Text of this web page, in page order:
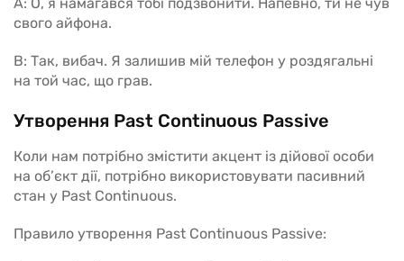
свого айфона.
B: Так, вибач. Я залишив мій телефон у роздягальні
на той час, що грав.
Утворення Past Continuous Passive
Коли нам потрібно змістити акцент із дійової особи
на об’єкт дії, потрібно використовувати пасивний
стан у Past Continuous.
Правило утворення Past Continuous Passive: